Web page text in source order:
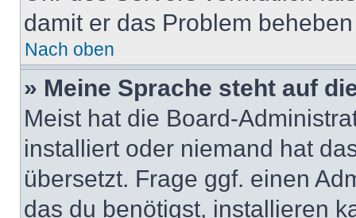
damit er das Problem
Nach oben
» Meine Sprache steht auf
Meist hat die Board-
installiert oder niemand hat
übersetzt. Frage ggf. einen
das du benötigst, installieren